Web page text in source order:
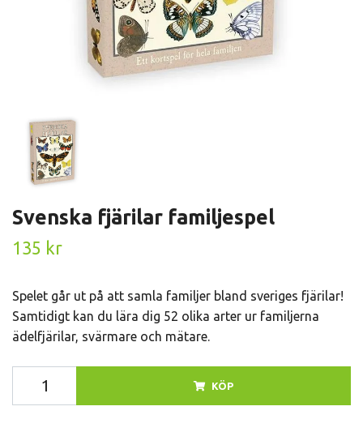
Svenska fjärilar familjespel
135 kr
Spelet går ut på att samla familjer bland sveriges fjärilar!
Samtidigt kan du lära dig 52 olika arter ur familjerna
ädelfjärilar, svärmare och mätare.
KÖP